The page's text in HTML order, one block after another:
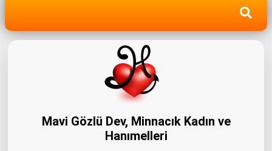
Mavi Gözlü Dev, Minnacık Kadın ve
Hanımelleri